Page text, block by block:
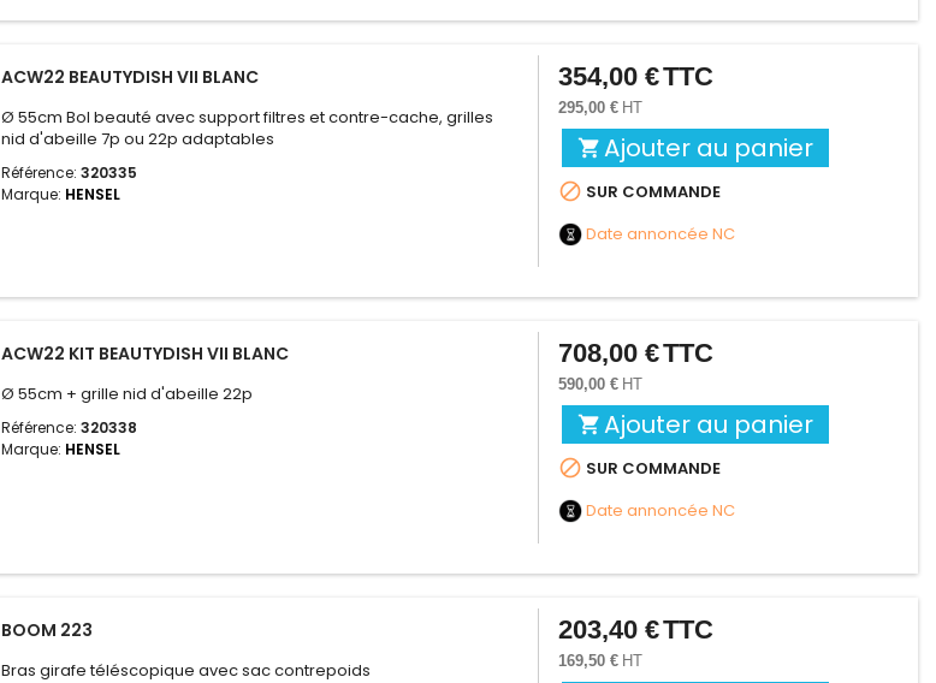
ACW22 BEAUTYDISH VII BLANC
Ø 55cm Bol beauté avec support filtres et contre-cache, grilles
nid d'abeille 7p ou 22p adaptables
Référence: 320335
Marque: HENSEL
Prix
354,00 €TTC
295,00 € HT
 Ajouter au panier
 SUR COMMANDE
Date annoncée NC
ACW22 KIT BEAUTYDISH VII BLANC
Ø 55cm + grille nid d'abeille 22p
Référence: 320338
Marque: HENSEL
Prix
708,00 €TTC
590,00 € HT
 Ajouter au panier
 SUR COMMANDE
Date annoncée NC
BOOM 223
Bras girafe téléscopique avec sac contrepoids
Prix
203,40 €TTC
169,50 € HT